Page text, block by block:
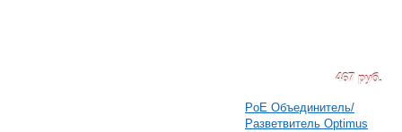
467 руб.
PoE Объединитель/
Разветвитель Optimus